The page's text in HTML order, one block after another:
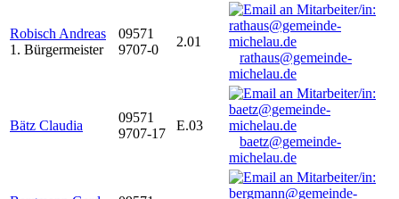
Robisch Andreas
1. Bürgermeister
09571
9707-0
2.01
rathaus@gemeinde-
michelau.de
Bätz Claudia
09571
9707-17
E.03
baetz@gemeinde-
michelau.de